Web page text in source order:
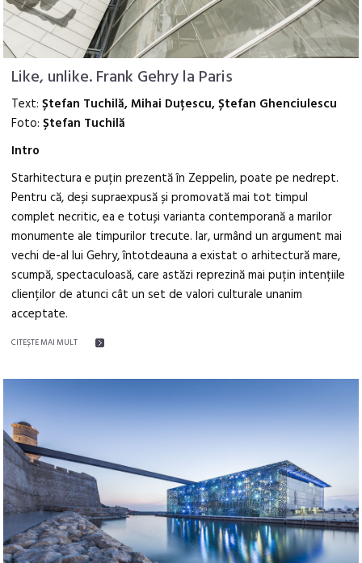
Like, unlike. Frank Gehry la Paris
Text:Ștefan Tuchilă, Mihai Duțescu, Ștefan Ghenciulescu
Foto:Ștefan Tuchilă
Intro
Starhitectura e puțin prezentă în Zeppelin, poate pe nedrept.
Pentru că, deși supraexpusă și promovată mai tot timpul
complet necritic, ea e totuși varianta contemporană a marilor
monumente ale timpurilor trecute. Iar, urmând un argument mai
vechi de-al lui Gehry, întotdeauna a existat o arhitectură mare,
scumpă, spectaculoasă, care astăzi reprezină mai puțin intențiile
clienților de atunci cât un set de valori culturale unanim
acceptate.
CITEŞTE MAI MULT